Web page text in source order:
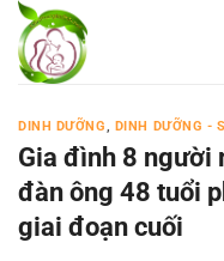
Bỏ
qua
nội
DINH DƯỠNG, DINH DƯỠNG -
Gia đình 8 người
đàn ông 48 tuổi
giai đoạn cuối